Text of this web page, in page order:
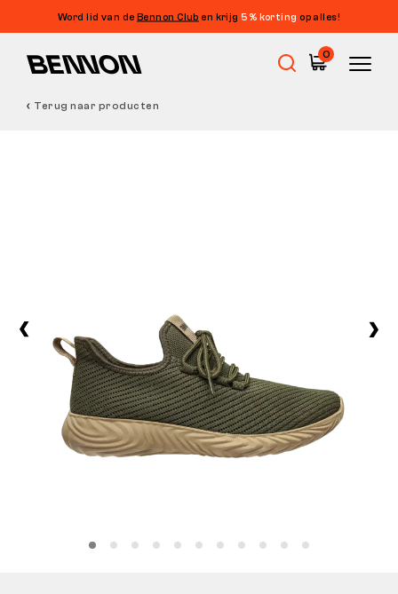
Word lid van de Bennon Club en krijg 5% korting op alles!
0
Vrijetijdsschoenen
Tactical
Terug naar producten